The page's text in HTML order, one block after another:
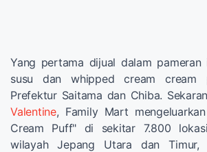
Yang pertama dijual dalam
susu dan whipped cream cream
Prefektur Saitama dan Chiba.
Valentine, Family Mart
Cream Puff" di sekitar 7.800
wilayah Jepang Utara dan